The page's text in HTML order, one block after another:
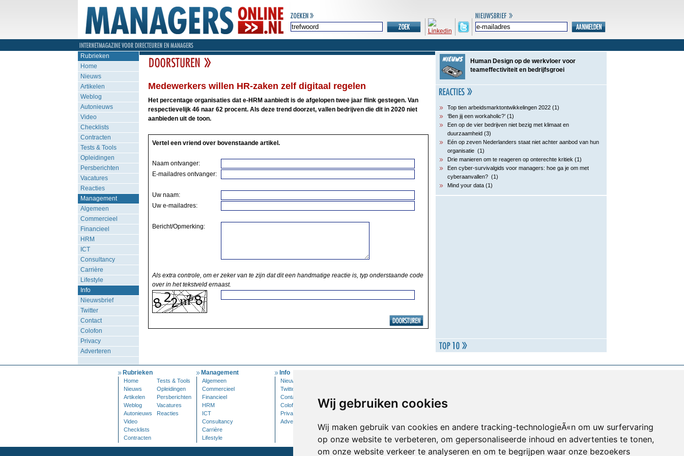
Wij gebruiken cookies
Wij maken gebruik van cookies en andere tracking-technologieÃ«n om uw surfervaring
op onze website te verbeteren, om gepersonaliseerde inhoud en advertenties te tonen,
om onze website verkeer te analyseren en om te begrijpen waar onze bezoekers
Rubrieken
Home
Nieuws
Artikelen
Weblog
Autonieuws
Video
Checklists
Contracten
Tests & Tools
Opleidingen
Persberichten
Vacatures
Reacties
Management
Algemeen
Commercieel
Financieel
HRM
ICT
Consultancy
Carrière
Lifestyle
Info
Nieuwsbrief
Twitter
Contact
Colofon
Privacy
Adverteren
Medewerkers willen HR-zaken zelf digitaal regelen
Het percentage organisaties dat e-HRM aanbiedt is de afgelopen twee jaar flink gestegen. Van
respectievelijk 46 naar 62 procent. Als deze trend doorzet, vallen bedrijven die dit in 2020 niet
aanbieden uit de toon.
Vertel een vriend over bovenstaande artikel.
Naam ontvanger:
E-mailadres ontvanger:
Uw naam:
Uw e-mailadres:
Bericht/Opmerking:
Als extra controle, om er zeker van te zijn dat dit een handmatige reactie is, typ onderstaande code
over in het tekstveld ernaast.
Human Design op de werkvloer voor
teameffectiviteit en bedrijfsgroei
Top tien arbeidsmarktontwikkelingen 2022 (1)
‘Ben jij een workaholic?’ (1)
Een op de vier bedrijven niet bezig met klimaat en
duurzaamheid (3)
Eén op zeven Nederlanders staat niet achter aanbod van hun
organisatie (1)
Drie manieren om te reageren op onterechte kritiek (1)
Een cyber-survivalgids voor managers: hoe ga je om met
cyberaanvallen? (1)
Mind your data (1)
Rubrieken
Home
Tests & Tools
Nieuws
Opleidingen
Artikelen
Persberichten
Weblog
Vacatures
Autonieuws
Reacties
Video
Checklists
Contracten
Management
Algemeen
Commercieel
Financieel
HRM
ICT
Consultancy
Carrière
Lifestyle
Info
Nieuwsbrief
Twitter
Contact
Colofon
Privacy
Adverteren